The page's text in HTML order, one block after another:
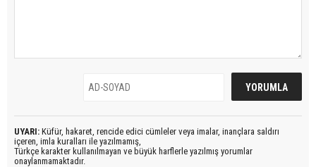
UYARI: Küfür, hakaret, rencide edici cümleler veya imalar, inançlara saldırı
içeren, imla kuralları ile yazılmamış,
Türkçe karakter kullanılmayan ve büyük harflerle yazılmış yorumlar
onaylanmamaktadır.